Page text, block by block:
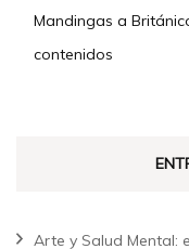
Mandingas a
contenidos
Arte y Salud Mental: